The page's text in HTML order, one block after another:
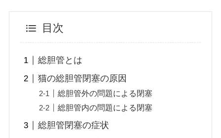
目次
総胆管とは
猫の総胆管閉塞の原因
総胆管外の問題による閉塞
総胆管内の問題による閉塞
総胆管閉塞の症状